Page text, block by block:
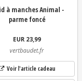
à manches Animal -
parme foncé
EUR 23,99
vertbaudet.fr
Voir l'article cadeau